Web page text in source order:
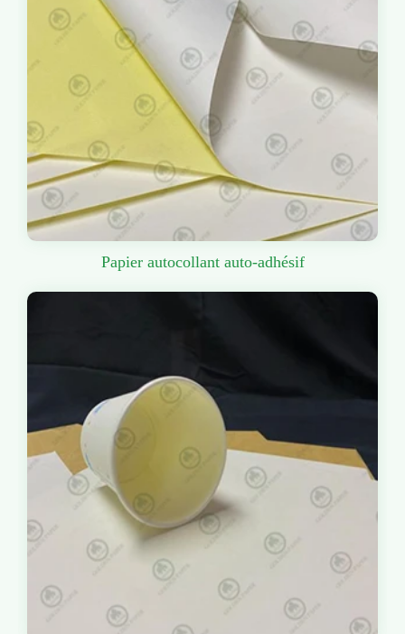
Papier autocollant auto-adhésif